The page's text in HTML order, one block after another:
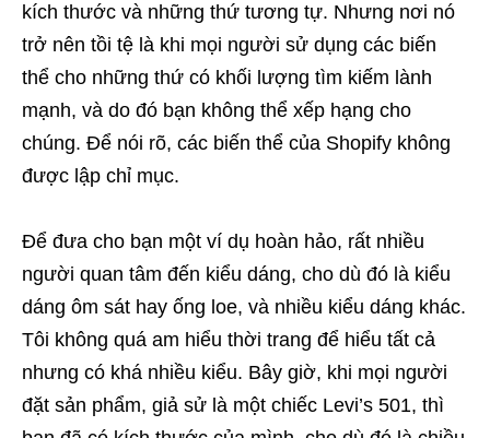
kích thước và những thứ tương tự. Nhưng nơi nó
trở nên tồi tệ là khi mọi người sử dụng các biến
thể cho những thứ có khối lượng tìm kiếm lành
mạnh, và do đó bạn không thể xếp hạng cho
chúng. Để nói rõ, các biến thể của Shopify không
được lập chỉ mục.
Để đưa cho bạn một ví dụ hoàn hảo, rất nhiều
người quan tâm đến kiểu dáng, cho dù đó là kiểu
dáng ôm sát hay ống loe, và nhiều kiểu dáng khác.
Tôi không quá am hiểu thời trang để hiểu tất cả
nhưng có khá nhiều kiểu. Bây giờ, khi mọi người
đặt sản phẩm, giả sử là một chiếc Levi’s 501, thì